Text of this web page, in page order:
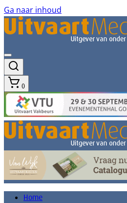
Ga naar inhoud
0
Home